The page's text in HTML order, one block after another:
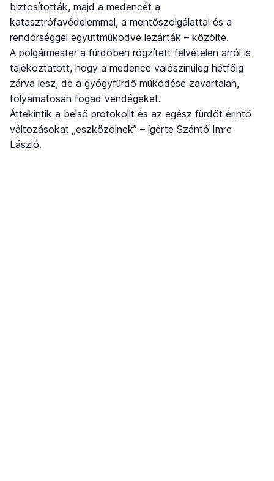
biztosították, majd a medencét a
katasztrófavédelemmel, a mentőszolgálattal és a
rendőrséggel együttműködve lezárták – közölte.
A polgármester a fürdőben rögzített felvételen arról is
tájékoztatott, hogy a medence valószínűleg hétfőig
zárva lesz, de a gyógyfürdő működése zavartalan,
folyamatosan fogad vendégeket.
Áttekintik a belső protokollt és az egész fürdőt érintő
változásokat „eszközölnek” – ígérte Szántó Imre
László.